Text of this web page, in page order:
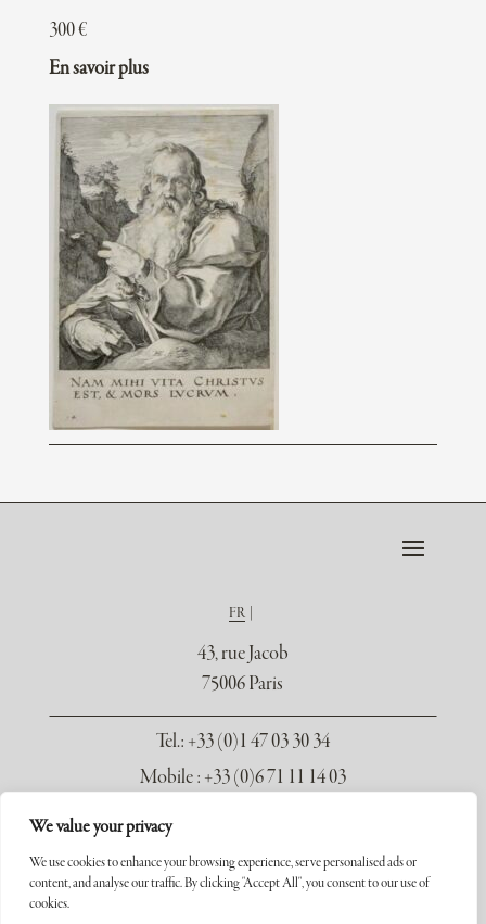
We value your privacy
We use cookies to enhance your browsing experience, serve personalised ads or
content, and analyse our traffic. By clicking "Accept All", you consent to our use of
cookies.
300€
En savoir plus
FR
43, rue Jacob
75006 Paris
Tel.: +33 (0)1 47 03 30 34
Mobile : +33 (0)6 71 11 14 03